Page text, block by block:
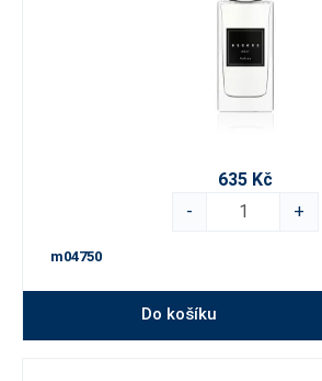
635 Kč
-
+
m04750
Do košíku